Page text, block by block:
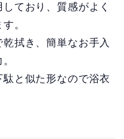
ており、質感がよく
。
拭き、簡単なお手入
と似た形なので浴衣